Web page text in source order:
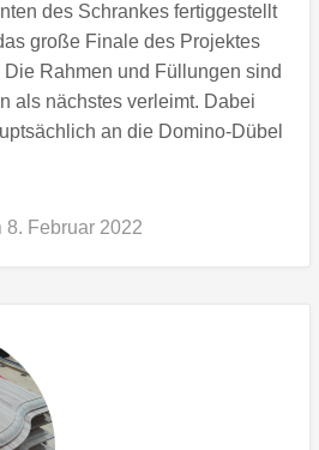
des Schrankes fertiggestellt
große Finale des Projektes
Rahmen und Füllungen sind
als nächstes verleimt. Dabei
an die Domino-Dübel
8. Februar 2022